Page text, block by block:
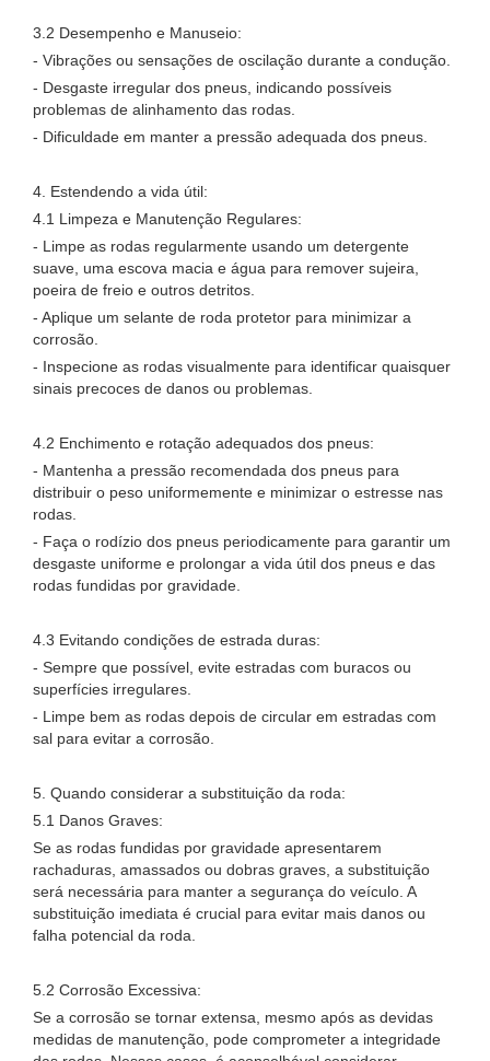
3.2 Desempenho e Manuseio:
- Vibrações ou sensações de oscilação durante a condução.
- Desgaste irregular dos pneus, indicando possíveis
problemas de alinhamento das rodas.
- Dificuldade em manter a pressão adequada dos pneus.
4. Estendendo a vida útil:
4.1 Limpeza e Manutenção Regulares:
- Limpe as rodas regularmente usando um detergente
suave, uma escova macia e água para remover sujeira,
poeira de freio e outros detritos.
- Aplique um selante de roda protetor para minimizar a
corrosão.
- Inspecione as rodas visualmente para identificar quaisquer
sinais precoces de danos ou problemas.
4.2 Enchimento e rotação adequados dos pneus:
- Mantenha a pressão recomendada dos pneus para
distribuir o peso uniformemente e minimizar o estresse nas
rodas.
- Faça o rodízio dos pneus periodicamente para garantir um
desgaste uniforme e prolongar a vida útil dos pneus e das
rodas fundidas por gravidade.
4.3 Evitando condições de estrada duras:
- Sempre que possível, evite estradas com buracos ou
superfícies irregulares.
- Limpe bem as rodas depois de circular em estradas com
sal para evitar a corrosão.
5. Quando considerar a substituição da roda:
5.1 Danos Graves:
Se as rodas fundidas por gravidade apresentarem
rachaduras, amassados ​​ou dobras graves, a substituição
será necessária para manter a segurança do veículo. A
substituição imediata é crucial para evitar mais danos ou
falha potencial da roda.
5.2 Corrosão Excessiva:
Se a corrosão se tornar extensa, mesmo após as devidas
medidas de manutenção, pode comprometer a integridade